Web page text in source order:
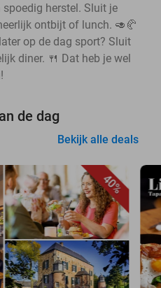
herstel. Sluit je
ontbijt of lunch. 🥑🥐
op de dag sport? Sluit
diner. 🍴 Dat heb je wel
de dag
Bekijk alle deals
40%